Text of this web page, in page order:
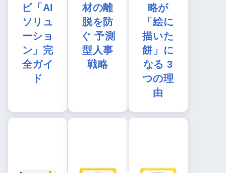
ビ「AI
ソリュ
ーショ
ン」完
全ガイ
ド
材の離
脱を防
ぐ 予測
型人事
戦略
略が
「絵に
描いた
餅」に
なる 3
つの理
由